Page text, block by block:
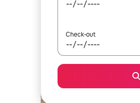
Check-out